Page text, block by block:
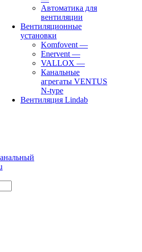
Автоматика для
вентиляции
Вентиляционные
установки
Komfovent —
Enervent —
VALLOX —
Канальные
агрегаты VENTUS
N-type
Вентиляция Lindab